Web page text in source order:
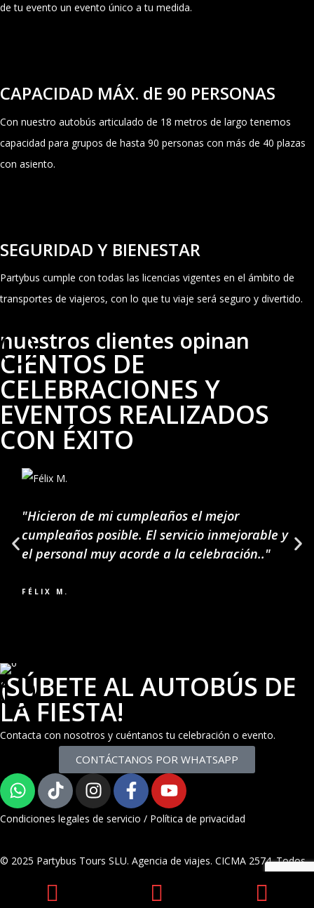
de tu evento un evento único a tu medida.
CAPACIDAD MÁX. dE 90 PERSONAS
Con nuestro autobús articulado de 18 metros de largo tenemos
capacidad para grupos de hasta 90 personas con más de 40 plazas
con asiento.
SEGURIDAD Y BIENESTAR
Partybus cumple con todas las licencias vigentes en el ámbito de
transportes de viajeros, con lo que tu viaje será seguro y divertido.
nuestros clientes opinan
CIENTOS DE
CELEBRACIONES Y
EVENTOS REALIZADOS
CON ÉXITO
"Hicieron de mi cumpleaños el mejor
cumpleaños posible. El servicio inmejorable y
el personal muy acorde a la celebración.."
FÉLIX M.
¡SÚBETE AL AUTOBÚS DE
LA FIESTA!
Contacta con nosotros y cuéntanos tu celebración o evento.
CONTÁCTANOS POR WHATSAPP
Condiciones legales de servicio / Política de privacidad
© 2025 Partybus Tours SLU. Agencia de viajes. CICMA 2574. Todos